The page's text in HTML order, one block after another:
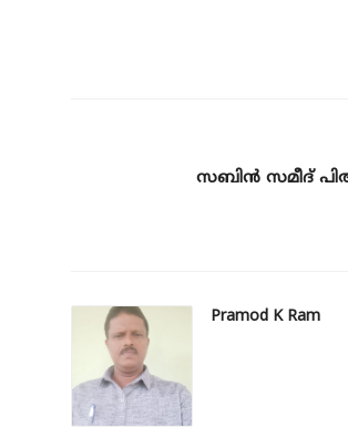
സ​ബി​ൻ സ​മീ​ദ്
Pramod K Ram